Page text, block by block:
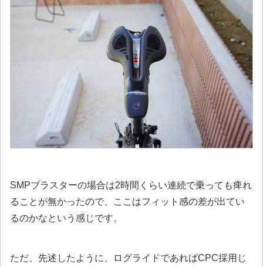
SMPブラスターの場合は2時間くらい連続で乗っても痺れ
ることが無かったので、ここはフィット感の差が出てい
るのかなという感じです。
ただ、先述したように、ログライドであればCPC採用じ